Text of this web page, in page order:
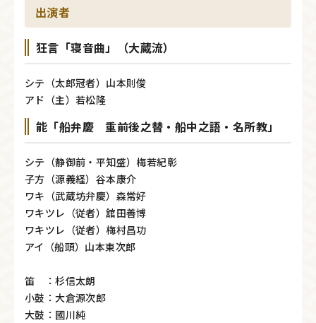
出演者
狂言「寝音曲」（大蔵流）
シテ（太郎冠者）山本則俊
アド（主）若松隆
能「船弁慶 重前後之替・船中之語・名所教」
シテ（静御前・平知盛）梅若紀彰
子方（源義経）谷本康介
ワキ（武蔵坊弁慶）森常好
ワキツレ（従者）舘田善博
ワキツレ（従者）梅村昌功
アイ（船頭）山本東次郎
笛 ：杉信太朗
小鼓：大倉源次郎
大鼓：國川純